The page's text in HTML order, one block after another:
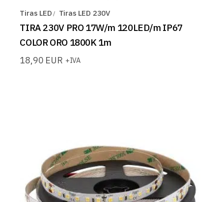
Tiras LED Tiras LED 230V
TIRA 230V PRO 17W/m 120LED/m IP67
COLOR ORO 1800K 1m
18,90 EUR +IVA